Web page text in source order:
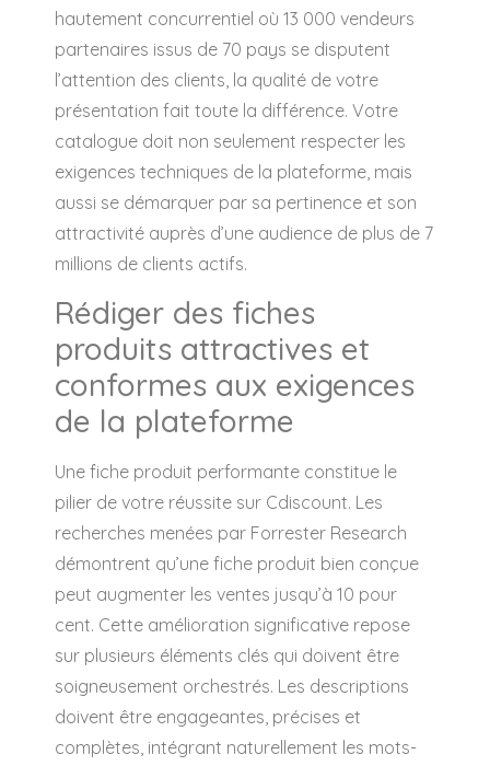
hautement concurrentiel où 13 000 vendeurs
partenaires issus de 70 pays se disputent
l’attention des clients, la qualité de votre
présentation fait toute la différence. Votre
catalogue doit non seulement respecter les
exigences techniques de la plateforme, mais
aussi se démarquer par sa pertinence et son
attractivité auprès d’une audience de plus de 7
millions de clients actifs.
Rédiger des fiches
produits attractives et
conformes aux exigences
de la plateforme
Une fiche produit performante constitue le
pilier de votre réussite sur Cdiscount. Les
recherches menées par Forrester Research
démontrent qu’une fiche produit bien conçue
peut augmenter les ventes jusqu’à 10 pour
cent. Cette amélioration significative repose
sur plusieurs éléments clés qui doivent être
soigneusement orchestrés. Les descriptions
doivent être engageantes, précises et
complètes, intégrant naturellement les mots-